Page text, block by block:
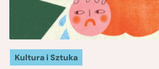
Kultura i Sztuka